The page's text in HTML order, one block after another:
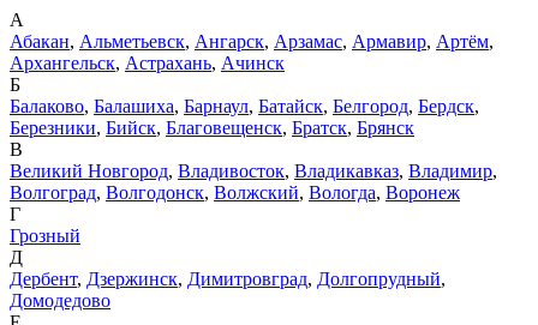
А
Абакан, Альметьевск, Ангарск, Арзамас, Армавир, Артём,
Архангельск, Астрахань, Ачинск
Б
Балаково, Балашиха, Барнаул, Батайск, Белгород, Бердск,
Березники, Бийск, Благовещенск, Братск, Брянск
В
Великий Новгород, Владивосток, Владикавказ, Владимир,
Волгоград, Волгодонск, Волжский, Вологда, Воронеж
Г
Грозный
Д
Дербент, Дзержинск, Димитровград, Долгопрудный,
Домодедово